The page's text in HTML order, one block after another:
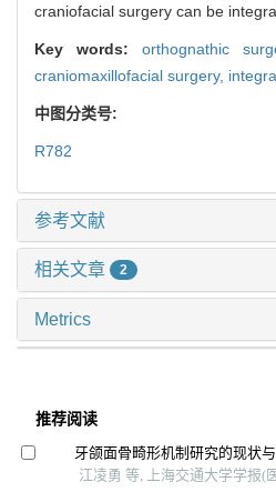
craniofacial surgery can be
Key words: orthognathic
craniomaxillofacial surgery,
中图分类号:
R782
参考文献
相关文章 2
Metrics
推荐阅读
牙颌面骨畸形机制研究的现状
江凌勇 等, 上海交通大学学报(